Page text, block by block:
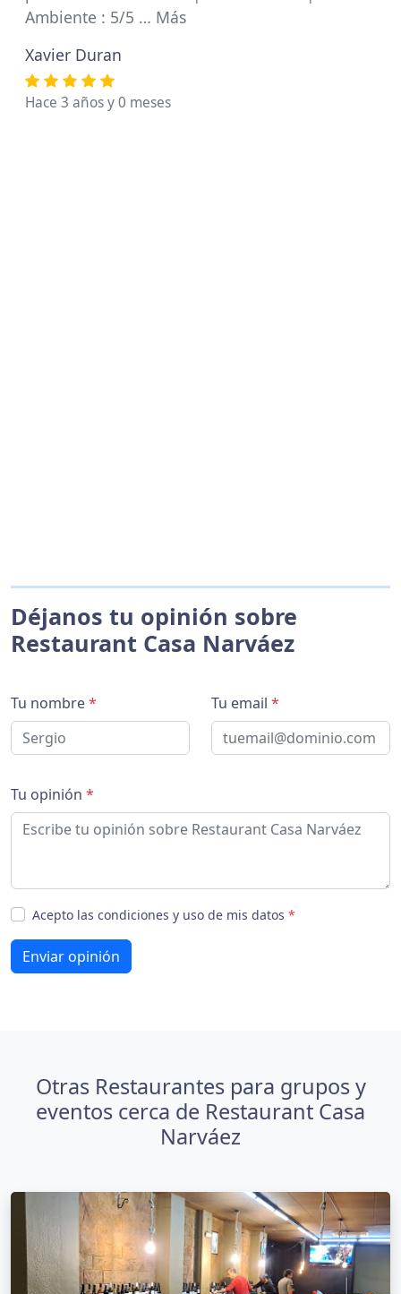
Ambiente : 5/5 … Más
Xavier Duran
Hace 3 años y 0 meses
Déjanos tu opinión sobre
Restaurant Casa Narváez
Tu nombre* Tu email *
Tu opinión *
Acepto las condiciones y uso de mis datos *
Enviar opinión
Otras Restaurantes para grupos y
eventos cerca de Restaurant Casa
Narváez